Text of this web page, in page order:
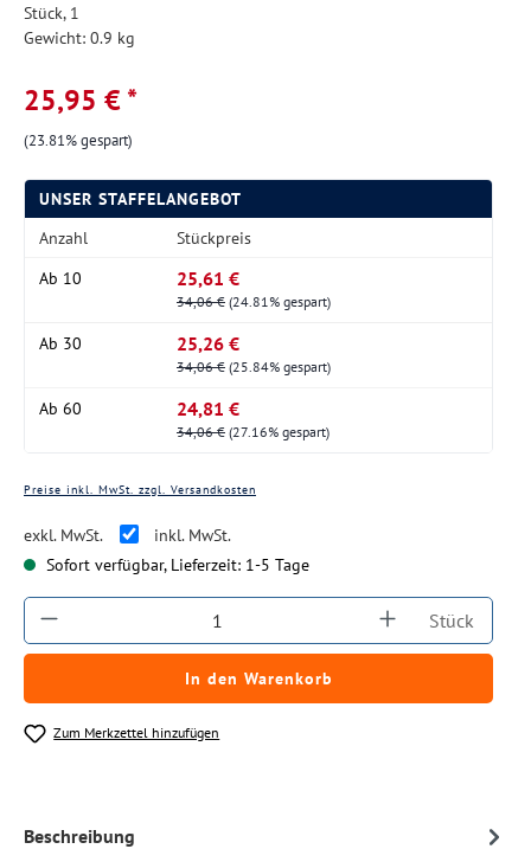
Stück, 1
Gewicht: 0.9 kg
25,95 € *
(23.81% gespart)
UNSER STAFFELANGEBOT
Anzahl
Stückpreis
Ab 10 25,61 €
34,06 € (24.81% gespart)
Ab 30 25,26 €
34,06 € (25.84% gespart)
Ab 60 24,81 €
34,06 € (27.16% gespart)
Preise inkl. MwSt. zzgl. Versandkosten
exkl. MwSt.
inkl. MwSt.
Sofort verfügbar, Lieferzeit: 1-5 Tage
Produkt Anzahl: Gib den gewünschten
Stück
In den Warenkorb
Zum Merkzettel hinzufügen
Beschreibung